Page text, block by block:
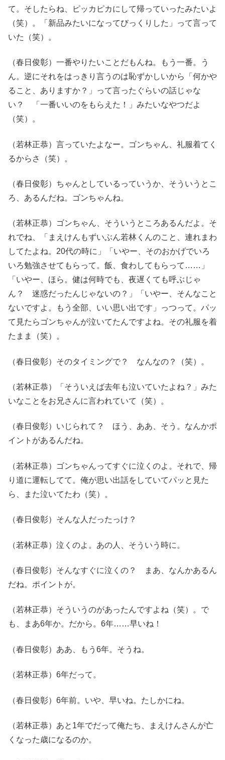
て。そしたらね、ピッカピカにして帰っていったみたいよ
（笑）。「新品みたいになってびっくりした」って言って
いた（笑）。
（春日俊彰）一番やりたいことだもんね。もう一番。う
ん。逆にそれをはっきり言うのは恥ずかしいから「何かや
ること、ありますか？」って言ったぐらいの話じゃな
い？ 「一番いいのをもらえた！」みたいなやつだよ
（笑）。
（若林正恭）言っていたよなー。ゴンちゃん、礼服着てく
るからさ（笑）。
（春日俊彰）ちゃんとしているっていうか、そういうとこ
ろ、あるんだね。ゴンちゃんね。
（若林正恭）ゴンちゃん、そういうところあるんだよ。そ
れでね、「まえけんもずいぶん若林くんのこと、連れまわ
してたよね。20代の時に」「いやー、そのおかげでいろ
いろ勉強させてもらって。飯、食わしてもらって……」
「いやー、ほら。健は何時でも、夜遅くても呼ぶじゃ
ん？ 迷惑だったんじゃないの？」「いやー、そんなこと
ないですよ。もう全部、いい思い出です」っつって。パッ
て見たらゴンちゃんが泣いてたんですよね。その礼服を着
たまま（笑）。
（春日俊彰）そのタイミングで？ なんなの？（笑）。
（若林正恭）「そういえば去年も泣いていたよね？」みた
いなことをお兄さんに言われていて（笑）。
（春日俊彰）いじられて？ ほう、ああ、そう。なんかポ
イントがあるんだね。
（若林正恭）ゴンちゃんってすぐに泣くのよ。それで、帰
り道に運転してて。俺が思い出話をしていてパッと見た
ら、また泣いてたわ（笑）。
（春日俊彰）そんな人だったっけ？
（若林正恭）泣くのよ。あの人、そういう時に。
（春日俊彰）そんなすぐに泣くの？ まあ、なんかあるん
だね。ポイントが。
（若林正恭）そういうのがあったんですよね（笑）。で
も、まあ6年か。だから。6年……早いね！
（春日俊彰）ああ、もう6年。そうね。
（若林正恭）6年だって。
（春日俊彰）6年前。いや、早いね。たしかにね。
（若林正恭）あと1年でだって俺たち、まえけんさんが亡
くなった歳になるのか。